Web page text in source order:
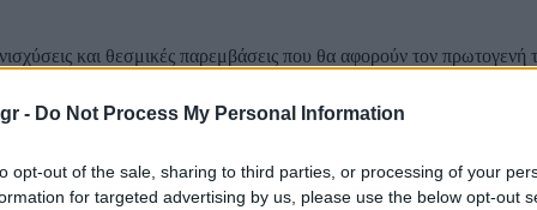
- Do Not Process My Personal Information
opt-out of the sale, sharing to third parties, or processing of your
for targeted advertising by us, please use the below opt-out
και θεσμικές παρεμβάσεις που θα αφορούν τον πρωτογενή
περιφέρεια». Αυτό ανέφερε ο υπουργός Αγροτικής Ανάπτυξης
στον κορωνοϊό ο Γεωργαντάς